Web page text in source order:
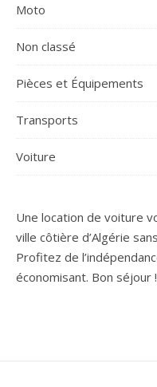
Moto
Non classé
Pièces et Équipements
Transports
Voiture
Une location de voiture
ville côtière d’Algérie
Profitez de
économisant. Bon séjour !